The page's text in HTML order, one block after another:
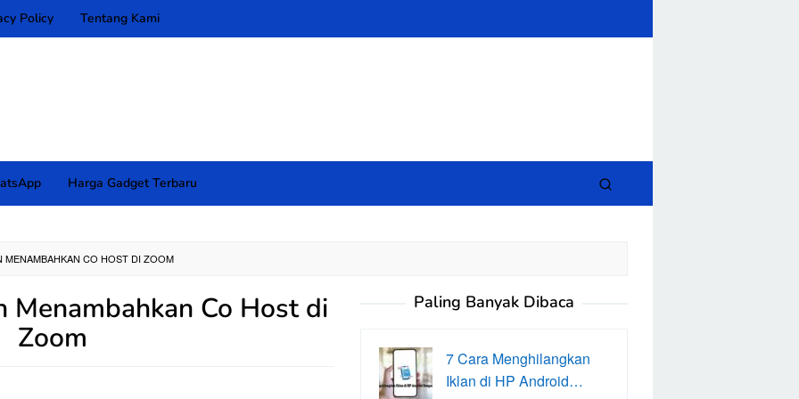
Policy Tentang Kami
Harga Gadget Terbaru
MENAMBAHKAN CO HOST DI ZOOM
Menambahkan Co Host di
Zoom
Paling Banyak Dibaca
7 Cara Menghilangkan
Iklan di HP Android…